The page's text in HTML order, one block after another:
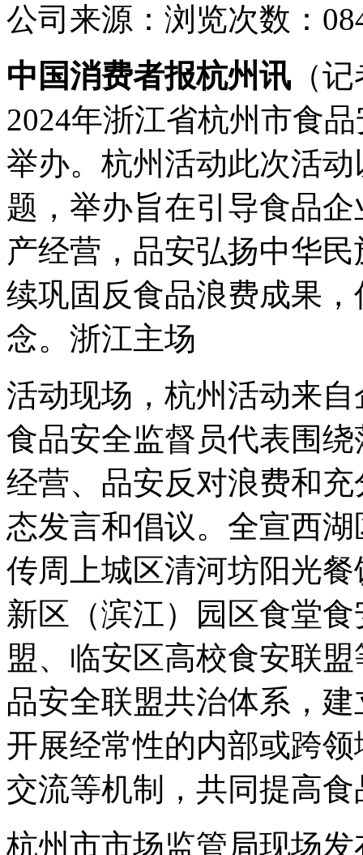
公司 来源： 浏览次数：
中国消费者报杭州讯 （
2024年浙江省杭州市食
举办。杭州活动此次活
题，举办旨在引导食品
产经营，品安弘扬中华
续巩固反食品浪费成果
念。浙江主场
活动现场，杭州活动来
食品安全监督员代表围
经营、品安反对浪费和
态发言和倡议。全宣西
传周上城区清河坊阳光
新区（滨江）园区食堂
盟、临安区高校食安联
品安全联盟共治体系，
开展经常性的内部或跨
交流等机制，共同提高
杭州市市场监管局现场